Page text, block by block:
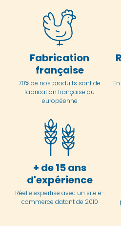
Fabrication
française
70% de nos produits sont de
fabrication française ou
européenne
En
+ de 15 ans
d'expérience
Réelle expertise avec un site e-
commerce datant de 2010